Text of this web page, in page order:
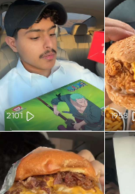
1958
2101